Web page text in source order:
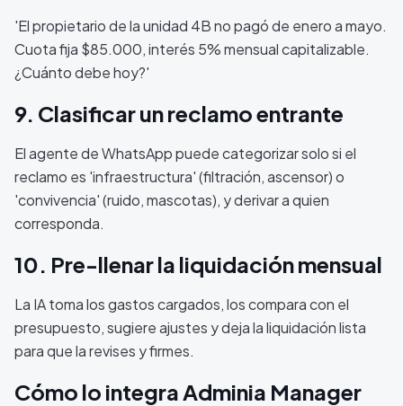
'El propietario de la unidad 4B no pagó de enero a mayo.
Cuota fija $85.000, interés 5% mensual capitalizable.
¿Cuánto debe hoy?'
9. Clasificar un reclamo entrante
El agente de WhatsApp puede categorizar solo si el
reclamo es 'infraestructura' (filtración, ascensor) o
'convivencia' (ruido, mascotas), y derivar a quien
corresponda.
10. Pre-llenar la liquidación mensual
La IA toma los gastos cargados, los compara con el
presupuesto, sugiere ajustes y deja la liquidación lista
para que la revises y firmes.
Cómo lo integra Adminia Manager